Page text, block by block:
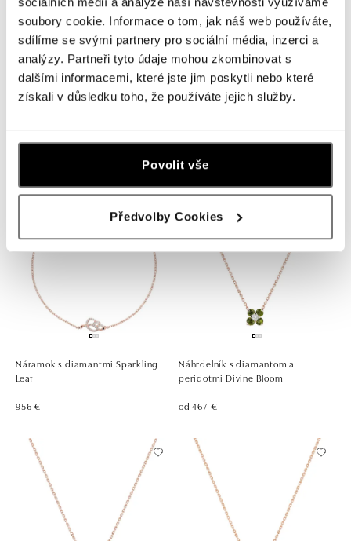
soubory cookie. Informace o tom, jak náš web používáte,
sdílíme se svými partnery pro sociální média, inzerci a
analýzy. Partneři tyto údaje mohou zkombinovat s
dalšími informacemi, které jste jim poskytli nebo které
získali v důsledku toho, že používáte jejich služby.
Povolit vše
Předvolby Cookies
od 414 €
Náramok s diamantmi Sparkling
Leaf
956 €
Náhrdelník s diamantom a
peridotmi Divine Bloom
od 467 €